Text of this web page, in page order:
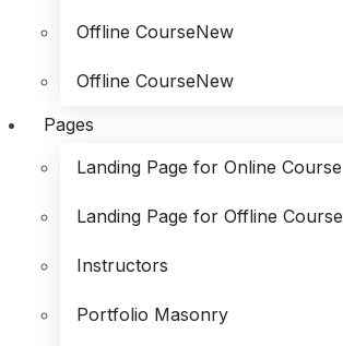
Offline CourseNew
Offline CourseNew
Pages
Landing Page for Online Course
Landing Page for Offline Course
Instructors
Portfolio Masonry